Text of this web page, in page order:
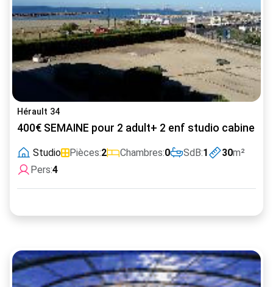
Hérault 34
400€ SEMAINE pour 2 adult+ 2 enf studio cabine
Studio Pièces:2 Chambres:0 SdB:1 30m²
Pers:4